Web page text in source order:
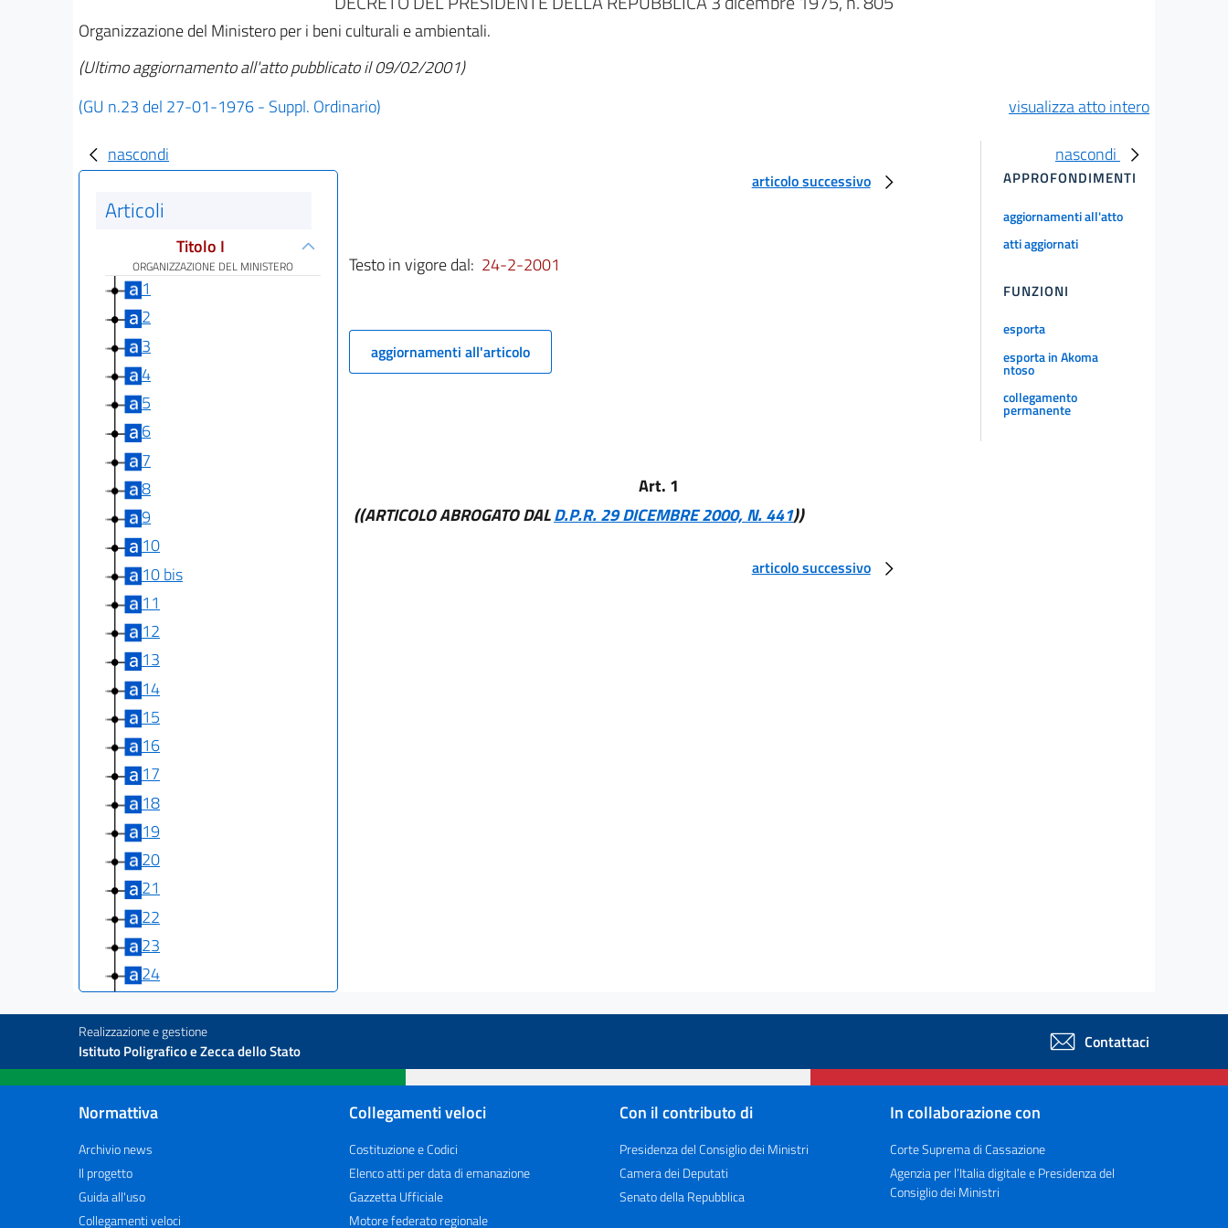
Organizzazione del Ministero per i beni culturali e ambientali.
(Ultimo aggiornamento all'atto pubblicato il 09/02/2001)
(GU n.23 del 27-01-1976 - Suppl. Ordinario)
visualizza atto intero
nascondi
Articoli
Titolo I
ORGANIZZAZIONE DEL MINISTERO
1
2
3
4
5
6
7
8
9
10
10 bis
11
12
13
14
15
16
17
18
19
20
21
22
23
24
26
27
28
29
30
32
articolo successivo
Testo in vigore dal: 24-2-2001
aggiornamenti all'articolo
Art. 1
((ARTICOLO ABROGATO DALD.P.R. 29 DICEMBRE 2000, N. 441))
articolo successivo
nascondi
APPROFONDIMENTI
aggiornamenti all'atto
atti aggiornati
FUNZIONI
esporta
esporta in Akoma
ntoso
collegamento
permanente
Realizzazione e gestione
Istituto Poligrafico e Zecca dello Stato Contattaci
Normattiva
Archivio news
Il progetto
Guida all'uso
Collegamenti veloci
Collegamenti veloci
Costituzione e Codici
Elenco atti per data di emanazione
Gazzetta Ufficiale
Motore federato regionale
Con il contributo di
Presidenza del Consiglio dei Ministri
Camera dei Deputati
Senato della Repubblica
In collaborazione con
Corte Suprema di Cassazione
Agenzia per l’Italia digitale e Presidenza del
Consiglio dei Ministri